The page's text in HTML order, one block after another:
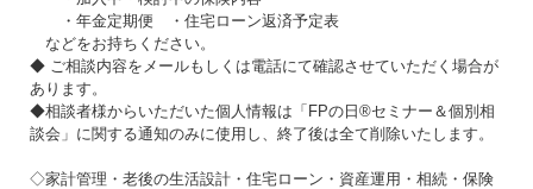
・年金定期便 ・住宅ローン返済予定表
などをお持ちください。
◆ ご相談内容をメールもしくは電話にて確認させていただく場合が
あります。
◆相談者様からいただいた個人情報は「FPの日®セミナー＆個別相
談会」に関する通知のみに使用し、終了後は全て削除いたします。
◇家計管理・老後の生活設計・住宅ローン・資産運用・相続・保険